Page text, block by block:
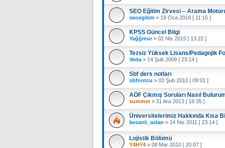
SEO Eğitim Zirvesi – Arama
seoegitim » 19 Oca 2016 [ 11:15 ]
KPSS Güncel Bilgi
Yağğmur» 02 Nis 2015 [ 13:22 ]
Tezsiz Yüksek Lisans/Pedagojik
Veda » 14 Şub 2009 [ 23:14 ]
Sbf ders notları
sbfnotcu » 03 Şub 2010 [ 09:01 ]
AÖF Çıkmış Soruları Nasıl
summer» 31 Ara 2013 [ 18:35 ]
Üniversitelerimiz Hakkında Kısa
kesanlı_aslan » 14 Nis 2011 [ 23:14 ]
Lojistik Bölümü
Y4HY4 » 08 Mar 2010 [ 20:07 ]